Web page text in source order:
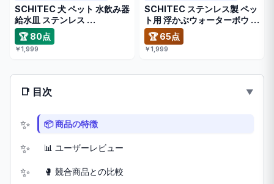
SCHITEC 犬 ペット 水飲み器
給水皿 ステンレス …
🏆 80点
￥1,999
SCHITEC ステンレス製 ペッ
ト用 浮かぶウォーターボウ …
🏆 65点
￥1,999
📑 目次
📦 商品の特徴
📊 ユーザーレビュー
🥊 競合商品との比較